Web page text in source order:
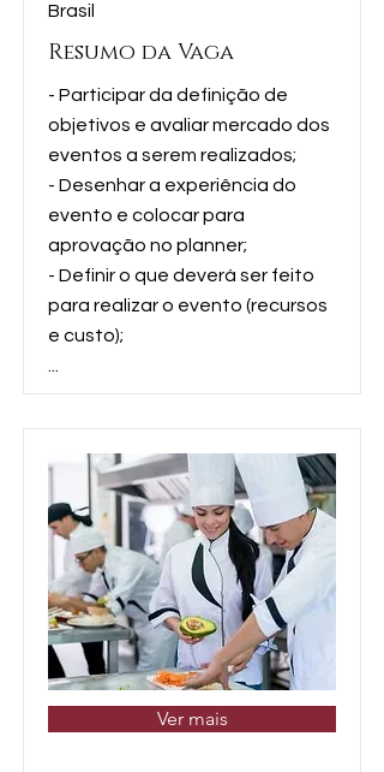
Brasil
Resumo da Vaga
- Participar da definição de
objetivos e avaliar mercado dos
eventos a serem realizados;
- Desenhar a experiência do
evento e colocar para
aprovação no planner;
- Definir o que deverá ser feito
para realizar o evento (recursos
e custo);
Ver mais